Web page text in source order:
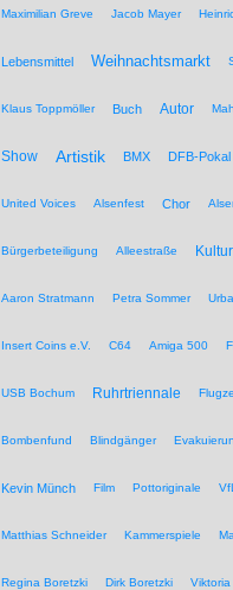
Maximilian Greve Jacob Mayer
Lebensmittel Weihnachtsmarkt
Klaus Toppmöller Buch Autor
Show Artistik BMX DFB-Pokal
United Voices Alsenfest Chor
Bürgerbeteiligung Alleestraße Kultur
Aaron Stratmann Petra Sommer
Insert Coins e.V. C64 Amiga 500
USB Bochum Ruhrtriennale
Bombenfund Blindgänger
Kevin Münch Film Pottoriginale
Matthias Schneider Kammerspiele
Regina Boretzki Dirk Boretzki